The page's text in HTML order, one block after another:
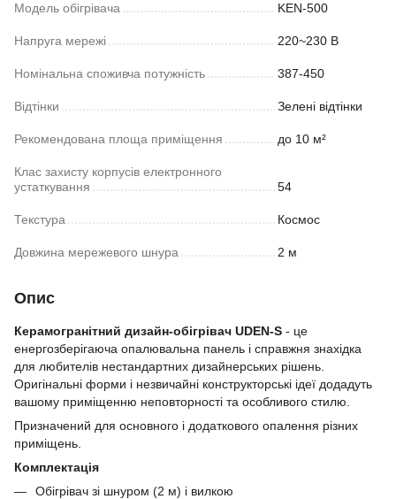
Модель обігрівача KEN-500
Напруга мережі 220~230 В
Номінальна споживча потужність 387-450
Відтінки Зелені відтінки
Рекомендована площа приміщення до 10 м²
Клас захисту корпусів електронного
устаткування
54
Текстура Космос
Довжина мережевого шнура 2 м
Опис
Керамогранітний дизайн-обігрівач UDEN-S - це
енергозберігаюча опалювальна панель і справжня знахідка
для любителів нестандартних дизайнерських рішень.
Оригінальні форми і незвичайні конструкторські ідеї додадуть
вашому приміщенню неповторності та особливого стилю.
Призначений для основного і додаткового опалення різних
приміщень.
Комплектація
Обігрівач зі шнуром (2 м) і вилкою